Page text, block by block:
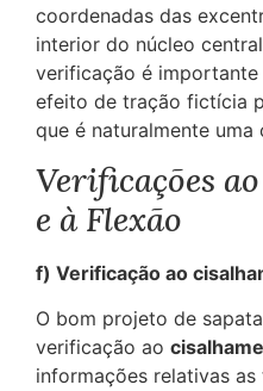
coordenadas das
interior do núcleo
verificação é importante
efeito de tração fictícia
que é naturalmente
Verificações
e à Flexão
f) Verificação ao
O bom projeto de
verificação ao
informações relativas as